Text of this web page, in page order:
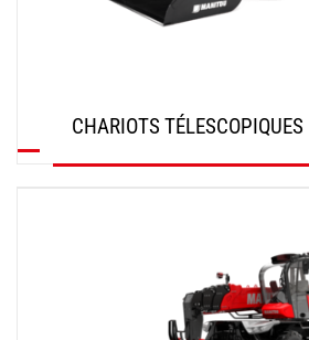
CHARIOTS TÉLESCOPIQUES